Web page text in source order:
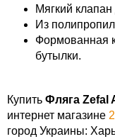
Мягкий
Из
Формованная
бутылки.
Купить Фляга Zefal
интернет магазине
город Украины: